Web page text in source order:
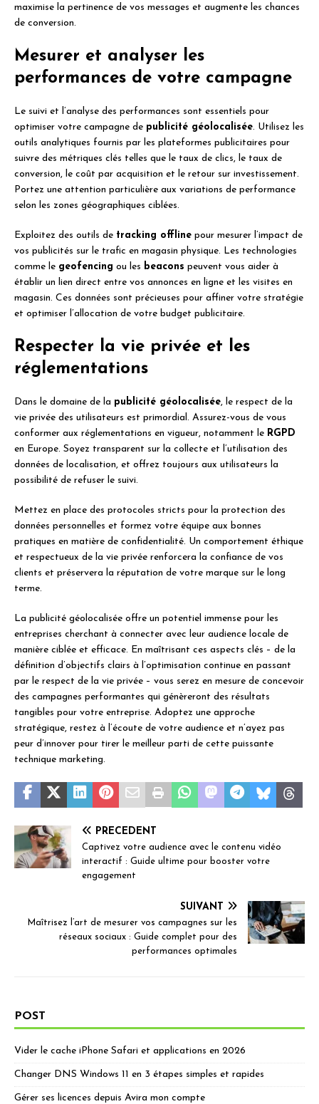
maximise la pertinence de vos messages et augmente les chances
de conversion.
Mesurer et analyser les
performances de votre campagne
Le suivi et l’analyse des performances sont essentiels pour
optimiser votre campagne de publicité géolocalisée. Utilisez les
outils analytiques fournis par les plateformes publicitaires pour
suivre des métriques clés telles que le taux de clics, le taux de
conversion, le coût par acquisition et le retour sur investissement.
Portez une attention particulière aux variations de performance
selon les zones géographiques ciblées.
Exploitez des outils de tracking offline pour mesurer l’impact de
vos publicités sur le trafic en magasin physique. Les technologies
comme le geofencing ou les beacons peuvent vous aider à
établir un lien direct entre vos annonces en ligne et les visites en
magasin. Ces données sont précieuses pour affiner votre stratégie
et optimiser l’allocation de votre budget publicitaire.
Respecter la vie privée et les
réglementations
Dans le domaine de la publicité géolocalisée, le respect de la
vie privée des utilisateurs est primordial. Assurez-vous de vous
conformer aux réglementations en vigueur, notamment le RGPD
en Europe. Soyez transparent sur la collecte et l’utilisation des
données de localisation, et offrez toujours aux utilisateurs la
possibilité de refuser le suivi.
Mettez en place des protocoles stricts pour la protection des
données personnelles et formez votre équipe aux bonnes
pratiques en matière de confidentialité. Un comportement éthique
et respectueux de la vie privée renforcera la confiance de vos
clients et préservera la réputation de votre marque sur le long
terme.
La publicité géolocalisée offre un potentiel immense pour les
entreprises cherchant à connecter avec leur audience locale de
manière ciblée et efficace. En maîtrisant ces aspects clés – de la
définition d’objectifs clairs à l’optimisation continue en passant
par le respect de la vie privée – vous serez en mesure de concevoir
des campagnes performantes qui génèreront des résultats
tangibles pour votre entreprise. Adoptez une approche
stratégique, restez à l’écoute de votre audience et n’ayez pas
peur d’innover pour tirer le meilleur parti de cette puissante
technique marketing.
PRÉCÉDENT
Captivez votre audience avec le contenu vidéo
interactif : Guide ultime pour booster votre
engagement
SUIVANT
Maîtrisez l’art de mesurer vos campagnes sur les
réseaux sociaux : Guide complet pour des
performances optimales
POST
Vider le cache iPhone Safari et applications en 2026
Changer DNS Windows 11 en 3 étapes simples et rapides
Gérer ses licences depuis Avira mon compte